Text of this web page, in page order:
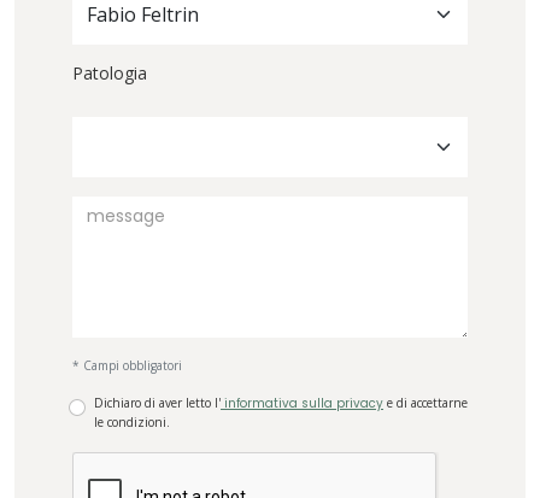
Fabio Feltrin
Patologia
* Campi obbligatori
Dichiaro di aver letto l' informativa sulla privacy e di accettarne
le condizioni.